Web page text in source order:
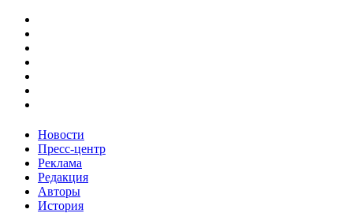
Новости
Пресс-центр
Реклама
Редакция
Авторы
История